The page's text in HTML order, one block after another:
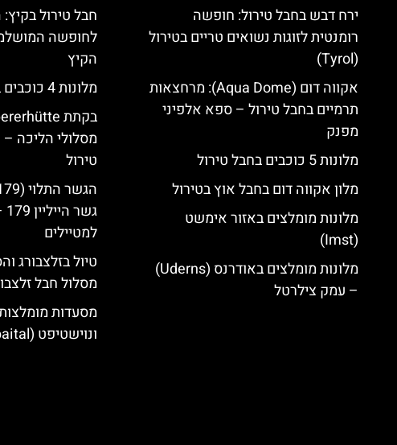
ירח דבש בחבל טירול: חופשה
רומנטית לזוגות נשואים טריים בטירול
(Tyrol)
אקווה דום (Aqua Dome): מרחצאות
תרמיים בחבל טירול – ספא אלפיני
מפנק
מלונות 5 כוכבים בחבל טירול
מלון אקווה דום בחבל אוץ בטירול
מלונות מומלצים באזור אימשט
(Imst)
מלונות מומלצים באודרנס (Uderns)
– עמק צילרטל
חבל טירול
לחופשה
הקיץ
מלונות 4 כוכבים באינסברוק
מסלולי הליכה
טירול
למטיילים
טיול בזלצבורג
מסלול חבל
ונוישטיפט (Neustift im Stubaital)